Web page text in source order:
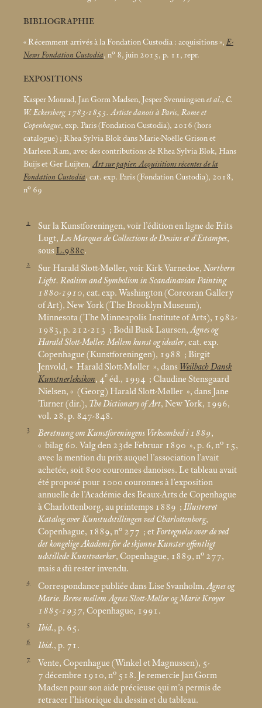
BIBLIOGRAPHIE
«Récemment arrivés à la Fondation Custodia : acquisitions», E-
News Fondation Custodia, n° 8, juin 2015, p. 11, repr.
EXPOSITIONS
Kasper Monrad, Jan Gorm Madsen, Jesper Svenningsenet al., C.
W. Eckersberg 1783-1853. Artiste danois à Paris, Rome et
Copenhague, exp. Paris (Fondation Custodia), 2016 (hors
catalogue) ; Rhea Sylvia Blok dans Marie-Noëlle Grison et
Marleen Ram, avec des contributions de Rhea Sylvia Blok, Hans
Buijs et Ger Luijten,Art sur papier. Acquisitions récentes de la
Fondation Custodia, cat. exp. Paris (Fondation Custodia), 2018,
n° 69
1
Sur la Kunstforeningen, voir l’édition en ligne de Frits
Lugt, Les Marques de Collections de Dessins et d’Estampes,
sousL.988c.
2 Sur Harald Slott-Møller, voir Kirk Varnedoe, Northern
Light. Realism and Symbolism in Scandinavian Painting
1880-1910, cat. exp. Washington (Corcoran Gallery
of Art), New York (The Brooklyn Museum),
Minnesota (The Minneapolis Institute of Arts), 1982-
1983, p. 212-213 ; Bodil Busk Laursen,Agnes og
Harald Slott-Møller. Mellem kunst og idealer, cat. exp.
Copenhague (Kunstforeningen), 1988 ; Birgit
Jenvold, « Harald Slott-Møller », dans Weilbach Dansk
Kunstnerleksikon, 4e éd., 1994 ; Claudine Stensgaard
Nielsen, « (Georg) Harald Slott-Møller », dans Jane
Turner (dir.), The Dictionary of Art, New York, 1996,
vol. 28, p. 847-848.
3 Beretnung om Kunstforeningens Virksomhed i 1889,
« bilag 60. Valg den 23de Februar 1890 », p. 6, n° 15,
avec la mention du prix auquel l’association l’avait
achetée, soit 800 couronnes danoises. Le tableau avait
été proposé pour 1000 couronnes à l’exposition
annuelle de l’Académie des Beaux-Arts de Copenhague
à Charlottenborg, au printemps 1889 ; Illustreret
Katalog over Kunstudstillingen ved Charlottenborg,
Copenhague, 1889, n° 277 ; etFortegnelse over de ved
det kongelige Akademi for de skjønne Kunster offentligt
udstillede Kunstvaerker, Copenhague, 1889, n° 277,
mais a dû rester invendu.
4 Correspondance publiée dans Lise Svanholm,Agnes og
Marie. Breve mellem Agnes Slott-Møller og Marie Krøyer
1885-1937, Copenhague, 1991.
5 Ibid., p. 65.
6 Ibid., p. 71.
7
Vente, Copenhague (Winkel et Magnussen), 5-
7 décembre 1910, n° 518. Je remercie Jan Gorm
Madsen pour son aide précieuse qui m’a permis de
retracer l’historique du dessin et du tableau.